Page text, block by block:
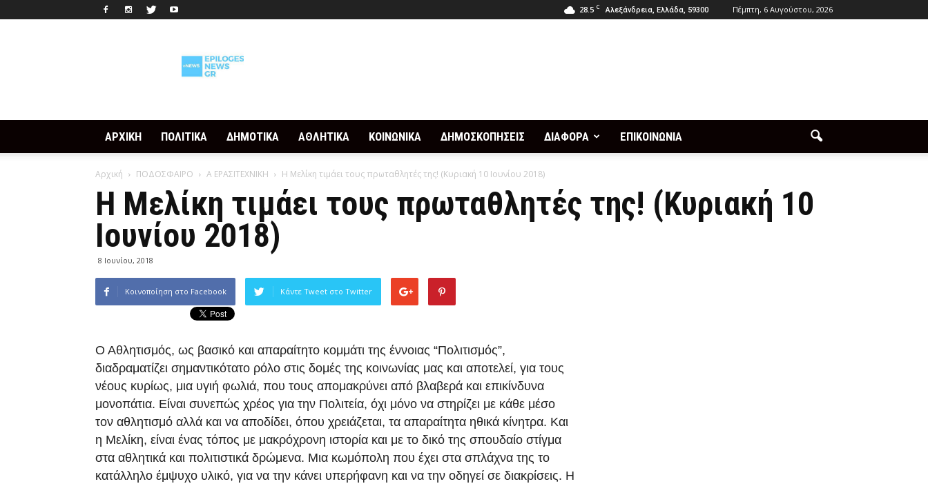
28.5 C Αλεξάνδρεια, Ελλάδα, 59300 Πέμπτη, 6 Αυγούστου, 2026
ΑΡΧΙΚΗ ΠΟΛΙΤΙΚΑ ΔΗΜΟΤΙΚΑ ΑΘΛΗΤΙΚΑ ΚΟΙΝΩΝΙΚΑ ΔΗΜΟΣΚΟΠΗΣΕΙΣ ΔΙΑΦΟΡΑ ΕΠΙΚΟΙΝΩΝΙΑ
Αρχική ΠΟΔΟΣΦΑΙΡΟ Α ΕΡΑΣΙΤΕΧΝΙΚΗ Η Μελίκη τιμάει τους πρωταθλητές της! (Κυριακή 10 Ιουνίου 2018)
Η Μελίκη τιμάει τους πρωταθλητές της! (Κυριακή 10
Ιουνίου 2018)
8 Ιουνίου, 2018
Κοινοποίηση στο Facebook Κάντε Tweet στο Twitter
Ο Αθλητισμός, ως βασικό και απαραίτητο κομμάτι της έννοιας “Πολιτισμός”,
διαδραματίζει σημαντικότατο ρόλο στις δομές της κοινωνίας μας και αποτελεί, για τους
νέους κυρίως, μια υγιή φωλιά, που τους απομακρύνει από βλαβερά και επικίνδυνα
μονοπάτια. Είναι συνεπώς χρέος για την Πολιτεία, όχι μόνο να στηρίζει με κάθε μέσο
τον αθλητισμό αλλά και να αποδίδει, όπου χρειάζεται, τα απαραίτητα ηθικά κίνητρα. Και
η Μελίκη, είναι ένας τόπος με μακρόχρονη ιστορία και με το δικό της σπουδαίο στίγμα
στα αθλητικά και πολιτιστικά δρώμενα. Μια κωμόπολη που έχει στα σπλάχνα της το
κατάλληλο έμψυχο υλικό, για να την κάνει υπερήφανη και να την οδηγεί σε διακρίσεις. Η